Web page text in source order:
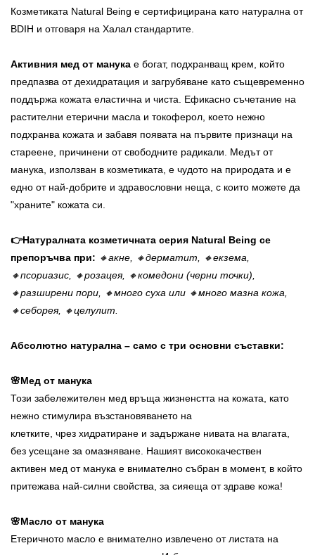
Козметиката Natural Being е сертифицирана като натурална от
BDIH и отговаря на Халал стандартите.
Активния мед от манука е богат, подхранващ крем, който
предпазва от дехидратация и загрубяване като същевременно
поддържа кожата еластична и чиста. Ефикасно съчетание на
растителни етерични масла и токоферол, което нежно
подхранва кожата и забавя появата на първите признаци на
стареене, причинени от свободните радикали. Медът от
манука, използван в козметиката, е чудото на природата и е
едно от най-добрите и здравословни неща, с които можете да
"храните" кожата си.
👉Натуралната козметичната серия Natural Being се
препоръчва при: 🔸акне, 🔸дерматит, 🔸екзема,
🔸псориазис, 🔸розацея, 🔸комедони (черни точки),
🔸разширени пори, 🔸много суха или 🔸много мазна кожа,
🔸себорея, 🔸целулит.
Абсолютно натурална – само с три основни съставки:
🌸Мед от манука
Този забележителен мед връща жизненстта на кожата, като
нежно стимулира възстановяването на
клетките, чрез хидратиране и задържане нивата на влагата,
без усещане за омазняване. Нашият висококачествен
активен мед от манука е внимателно събран в момент, в който
притежава най-силни свойства, за сияеща от здраве кожа!
🌸Масло от манука
Етеричното масло е внимателно извлечено от листата на